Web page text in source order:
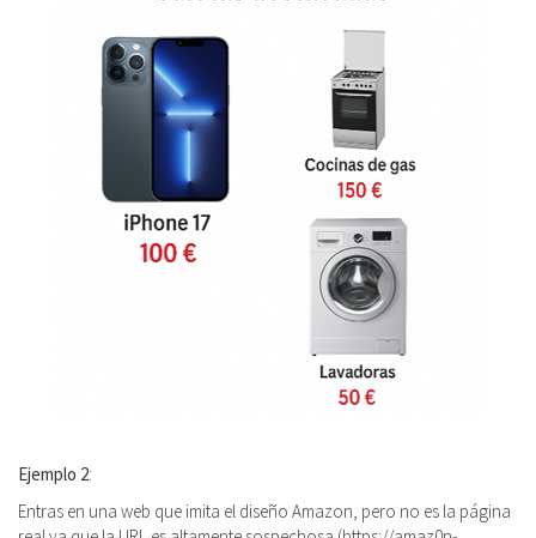
Ejemplo 2:
Entras en una web que imita el diseño Amazon, pero no es la página